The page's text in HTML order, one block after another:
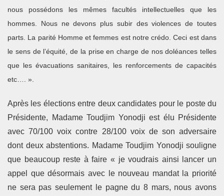
nous possédons les mêmes facultés intellectuelles que les
hommes. Nous ne devons plus subir des violences de toutes
parts. La parité Homme et femmes est notre crédo. Ceci est dans
le sens de l’équité, de la prise en charge de nos doléances telles
que les évacuations sanitaires, les renforcements de capacités
etc…. ».
Après les élections entre deux candidates pour le poste du
Présidente, Madame Toudjim Yonodji est élu Présidente
avec 70/100 voix contre 28/100 voix de son adversaire
dont deux abstentions. Madame Toudjim Yonodji souligne
que beaucoup reste à faire « je voudrais ainsi lancer un
appel que désormais avec le nouveau mandat la priorité
ne sera pas seulement le pagne du 8 mars, nous avons